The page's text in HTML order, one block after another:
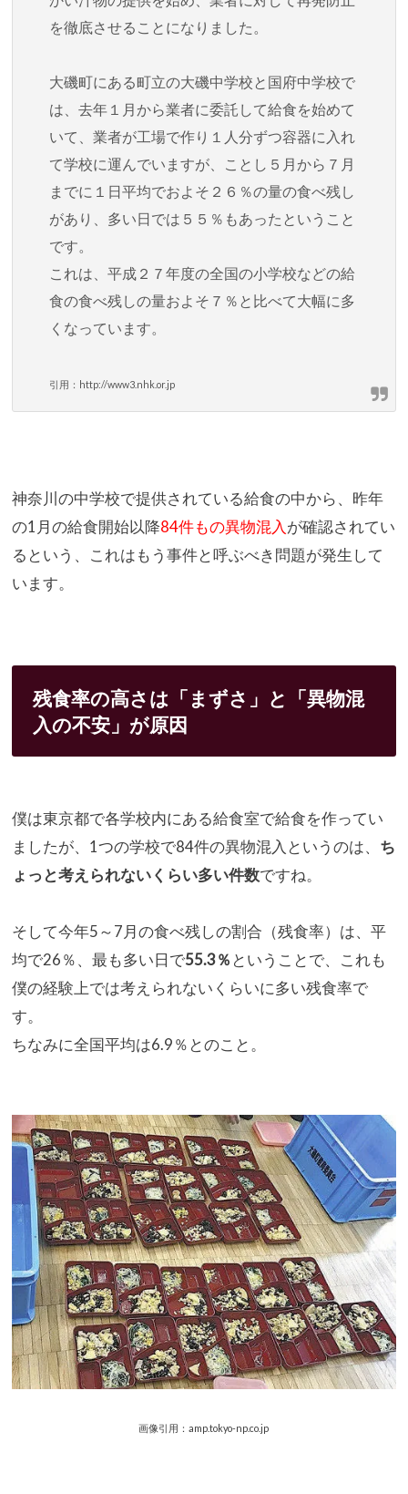
を徹底させることになりました。
大磯町にある町立の大磯中学校と国府中学校で
は、去年１月から業者に委託して給食を始めて
いて、業者が工場で作り１人分ずつ容器に入れ
て学校に運んでいますが、ことし５月から７月
までに１日平均でおよそ２６％の量の食べ残し
があり、多い日では５５％もあったということ
です。
これは、平成２７年度の全国の小学校などの給
食の食べ残しの量およそ７％と比べて大幅に多
くなっています。
引用：http://www3.nhk.or.jp
神奈川の中学校で提供されている給食の中から、昨年
の1月の給食開始以降84件もの異物混入が確認されてい
るという、 これはもう事件と呼ぶべき問題が発生して
います。
残食率の高さは「まずさ」と「異物混
入の不安」が原因
僕は東京都で各学校内にある給食室で給食を作ってい
ましたが、1つの学校で84件の異物混入というのは、 ち
ょっと考えられないく らい多い件数ですね。
そして今年5～7月の食べ残しの割合（残食率）は、平
均で26％、最も多い日で55.3％ ということで、これも
僕の経験上では考えられないくらいに多い残食率で
す。
ちなみに全国平均は6.9％とのこと。
画像引用：amp.tokyo-np.co.jp